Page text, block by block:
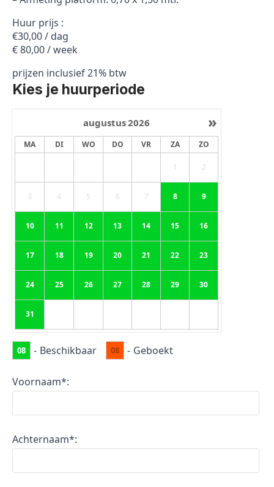
Huur prijs :
€30,00 / dag
€ 80,00 / week
prijzen inclusief 21% btw
Kies je huurperiode
»
augustus2026
MA DI WO DO VR ZA ZO
1 2
3 4 5 6 7 8 9
10 11 12 13 14 15 16
17 18 19 20 21 22 23
24 25 26 27 28 29 30
31
08 - Beschikbaar 08 - Geboekt
Voornaam*:
Achternaam*: